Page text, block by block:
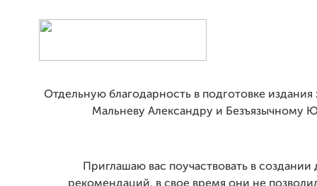
Отдельную благодарность в подготовке издания
Мальневу Александру и Безъязычному
Приглашаю вас поучаствовать в создании